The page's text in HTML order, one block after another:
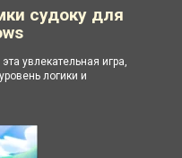
судоку для
увлекательная игра,
логики и